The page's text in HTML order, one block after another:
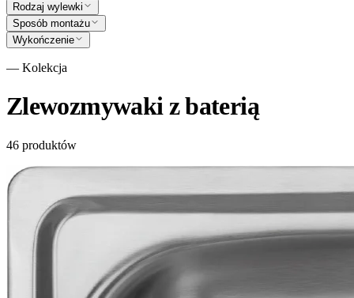
Rodzaj wylewki
Sposób montażu
Wykończenie
— Kolekcja
Zlewozmywaki z baterią
46 produktów